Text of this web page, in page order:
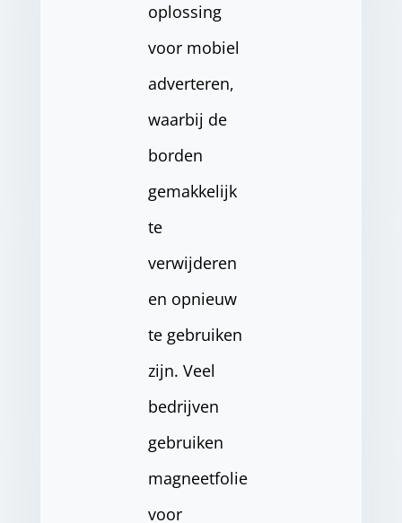
oplossing
voor mobiel
adverteren,
waarbij de
borden
gemakkelijk
te
verwijderen
en opnieuw
te gebruiken
zijn. Veel
bedrijven
gebruiken
magneetfolie
voor